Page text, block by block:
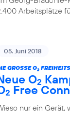
Arbeitsplätze
05. Juni 2018
GROSSE O 2
O2
2 Free
nur ein Gerät,